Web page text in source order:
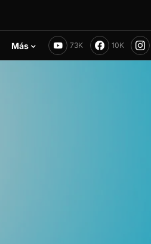
Más 73K 10K